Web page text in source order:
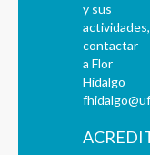
y sus
actividades,
contactar
a Flor
Hidalgo